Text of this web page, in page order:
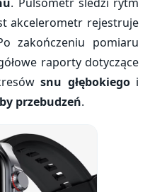
akcelerometr rejestruje
zakończeniu pomiaru
raporty dotyczące
snu głębokiegoi
przebudzeń.